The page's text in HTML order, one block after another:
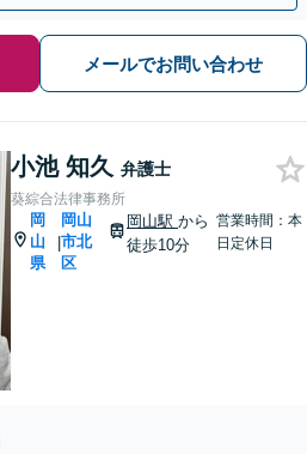
メールでお問い合わせ
小池 知久 弁護士
葵綜合法律事務所
岡
山
県
|
岡山
市北
区
岡山駅 から
徒歩10分
営業時間：本
日定休日